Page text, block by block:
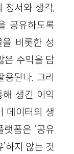
정서와 생각,
공유하도록
비롯한 성
은 수익을 담
용된다. 그리
생긴 이익
데이터의 생
폼은 ‘공유
하지 않는 것